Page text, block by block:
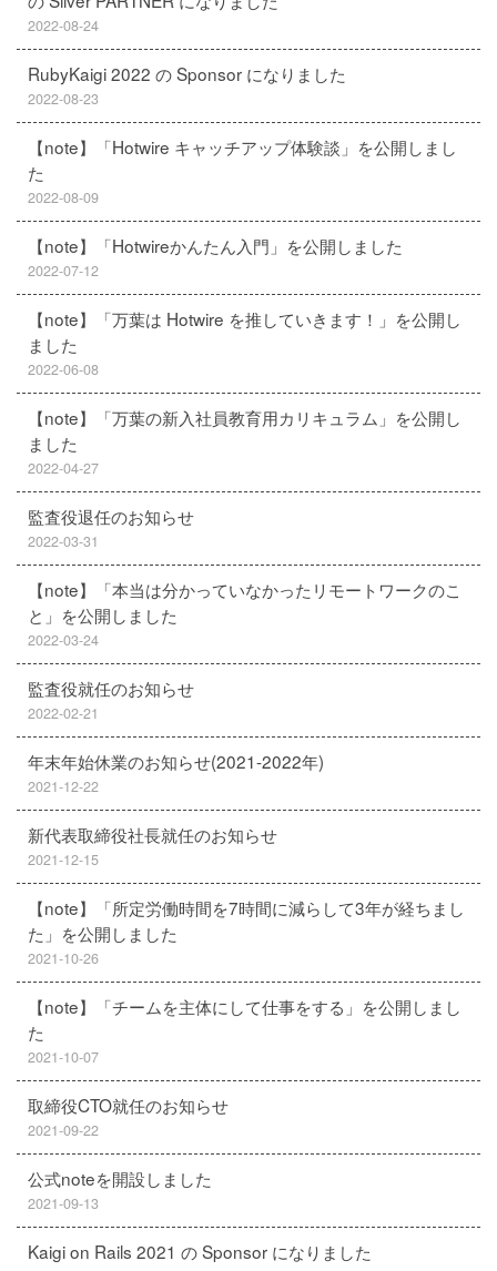
2022-08-24
RubyKaigi 2022 の Sponsor になりました
2022-08-23
【note】「Hotwire キャッチアップ体験談」を公開しまし
た
2022-08-09
【note】「Hotwireかんたん入門」を公開しました
2022-07-12
【note】「万葉は Hotwire を推していきます！」を公開し
ました
2022-06-08
【note】「万葉の新入社員教育用カリキュラム」を公開し
ました
2022-04-27
監査役退任のお知らせ
2022-03-31
【note】「本当は分かっていなかったリモートワークのこ
と」を公開しました
2022-03-24
監査役就任のお知らせ
2022-02-21
年末年始休業のお知らせ(2021-2022年)
2021-12-22
新代表取締役社長就任のお知らせ
2021-12-15
【note】「所定労働時間を7時間に減らして3年が経ちまし
た」を公開しました
2021-10-26
【note】「チームを主体にして仕事をする」を公開しまし
た
2021-10-07
取締役CTO就任のお知らせ
2021-09-22
公式noteを開設しました
2021-09-13
Kaigi on Rails 2021 の Sponsor になりました